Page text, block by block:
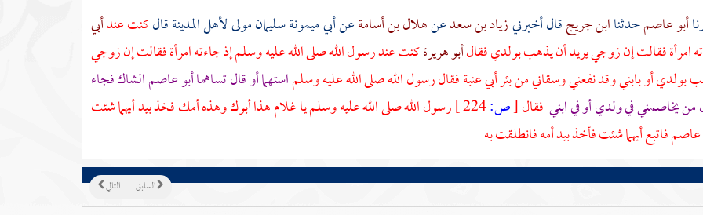
أبو عاصمحدثناابن جريجقال أخبرنيزياد بن سعدعنهلال بن أسامةعنأبي ميمونة سليمانمولى لأهلالمدينةقالكنت عندأبي
امرأة فقالت إن زوجي يريد أن يذهب بولدي فقالأبو هريرةكنت عند رسول الله صلى الله عليه وسلم إذ جاءته امرأة فقالت إن زوجي
بولدي أو بابني وقد نفعني وسقاني منبئر أبي عنبةفقال رسول الله صلى الله عليه وسلماستهما أو قال تساهماأبو عاصمالشاك فجاء
يخاصمني في ولدي أو في ابني فقال[ص:
رسول الله صلى الله عليه وسلم يا غلام هذا أبوك وهذه أمك فخذ بيد أيهما شئت
عاصمفاتبع أيهما شئت فأخذ بيد أمه فانطلقت به
التالي السابق